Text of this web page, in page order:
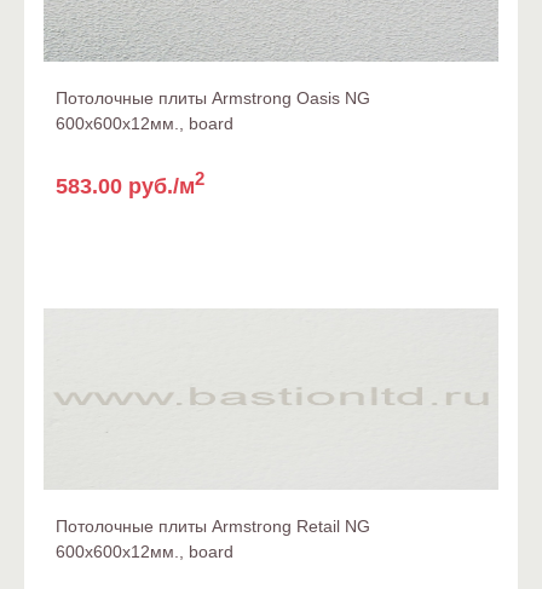
Потолочные плиты Armstrong Oasis NG
600x600x12мм., board
583.00 руб./м2
Потолочные плиты Armstrong Retail NG
600x600x12мм., board